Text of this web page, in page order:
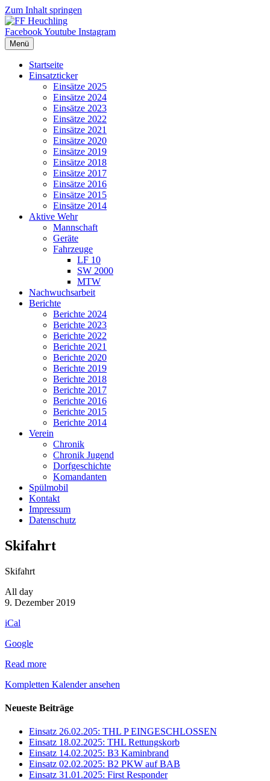
Zum Inhalt springen
FacebookYoutube Instagram
Menü
Startseite
Einsatzticker
Einsätze 2025
Einsätze 2024
Einsätze 2023
Einsätze 2022
Einsätze 2021
Einsätze 2020
Einsätze 2019
Einsätze 2018
Einsätze 2017
Einsätze 2016
Einsätze 2015
Einsätze 2014
Aktive Wehr
Mannschaft
Geräte
Fahrzeuge
LF 10
SW 2000
MTW
Nachwuchsarbeit
Berichte
Berichte 2024
Berichte 2023
Berichte 2022
Berichte 2021
Berichte 2020
Berichte 2019
Berichte 2018
Berichte 2017
Berichte 2016
Berichte 2015
Berichte 2014
Verein
Chronik
Chronik Jugend
Dorfgeschichte
Komandanten
Spülmobil
Kontakt
Impressum
Datenschutz
Skifahrt
Skifahrt
All day
9. Dezember 2019
iCal
Google
Read more
Kompletten Kalender ansehen
Neueste Beiträge
Einsatz 26.02.205: THL P EINGESCHLOSSEN
Einsatz 18.02.2025: THL Rettungskorb
Einsatz 14.02.2025: B3 Kaminbrand
Einsatz 02.02.2025: B2 PKW auf BAB
Einsatz 31.01.2025: First Responder